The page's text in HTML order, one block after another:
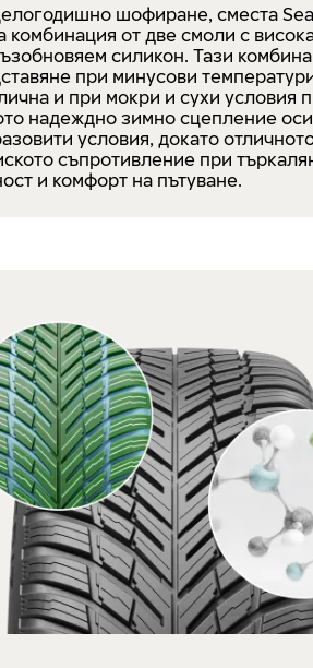
шофиране, сместа
комбинация от две смоли с
силикон. Тази
при минусови
и при мокри и сухи условия
надеждно зимно сцепление
условия, докато
съпротивление при
и комфорт на пътуване.